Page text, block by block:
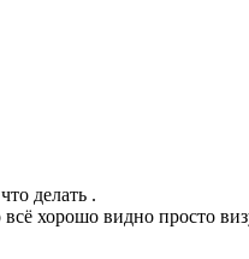
делать .
хорошо видно просто